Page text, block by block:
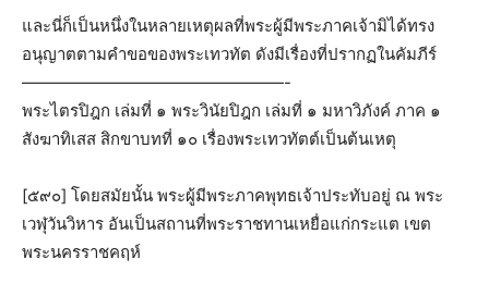
และนี่ก็เป็นหนึ่งในหลายเหตุผลที่พระผู้มีพระภาคเจ้ามิได้ทรง
อนุญาตตามคำขอของพระเทวทัต ดังมีเรื่องที่ปรากฏในคัมภีร์
————————————————-
พระไตรปิฎก เล่มที่ ๑ พระวินัยปิฎก เล่มที่ ๑ มหาวิภังค์ ภาค ๑
สังฆาทิเสส สิกขาบทที่ ๑๐ เรื่องพระเทวทัตต์เป็นต้นเหตุ
[๕๙๐] โดยสมัยนั้น พระผู้มีพระภาคพุทธเจ้าประทับอยู่ ณ พระ
เวฬุวันวิหาร อันเป็นสถานที่พระราชทานเหยื่อแก่กระแต เขต
พระนครราชคฤห์